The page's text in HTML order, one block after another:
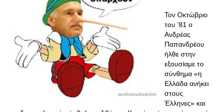
Τον Οκτώβριο
του ’81 ο
Ανδρέας
Παπανδρέου
ήλθε στην
εξουσίαμε το
σύνθημα «η
Ελλάδα ανήκει
στους
Έλληνες» και